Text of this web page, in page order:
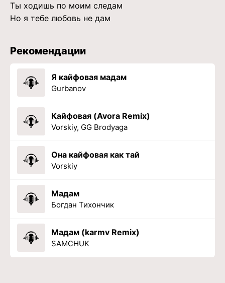
Ты ходишь по моим следам
Но я тебе любовь не дам
Рекомендации
Я кайфовая мадам
Gurbanov
Кайфовая (Avora Remix)
Vorskiy, GG Brodyaga
Она кайфовая как тай
Vorskiy
Мадам
Богдан Тихончик
Мадам (karmv Remix)
SAMCHUK